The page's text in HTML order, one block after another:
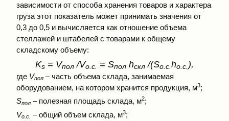
зависимости от способа хранения товаров и характера
груза этот показатель может принимать значения от
0,3 до 0,5 и вычисляется как отношение объема
стеллажей и штабелей с товарами к общему
складскому объему:
Ks = Vпол /Vо.с. = Sпол hскл /(Sо.с. hо.с. ),
где Vпол – часть объема склада, занимаемая
оборудованием, на котором хранится продукция, м3;
Sпол – полезная площадь склада, м2;
Vо.с. – общий объем склада, м3;